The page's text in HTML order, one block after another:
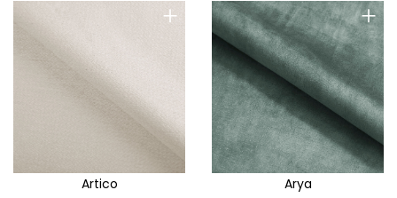
Crown
Cube
Deline
+
Artico
+
Arya